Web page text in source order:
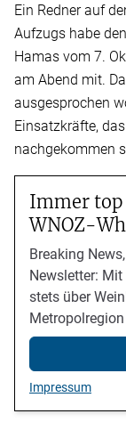
Ein Redner auf
Aufzugs habe
Hamas vom 7.
am Abend mit.
ausgesprochen
Einsatzkräfte,
nachgekommen
Immer
WNOZ-
Breaking
Newsletter:
stets über
Impressum